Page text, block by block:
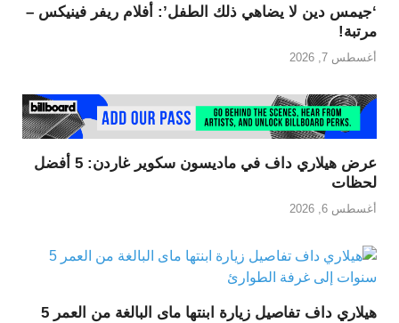
‘جيمس دين لا يضاهي ذلك الطفل’: أفلام ريفر فينيكس –
مرتبة!
أغسطس 7, 2026
عرض هيلاري داف في ماديسون سكوير غاردن: 5 أفضل
لحظات
أغسطس 6, 2026
هيلاري داف تفاصيل زيارة ابنتها ماى البالغة من العمر 5